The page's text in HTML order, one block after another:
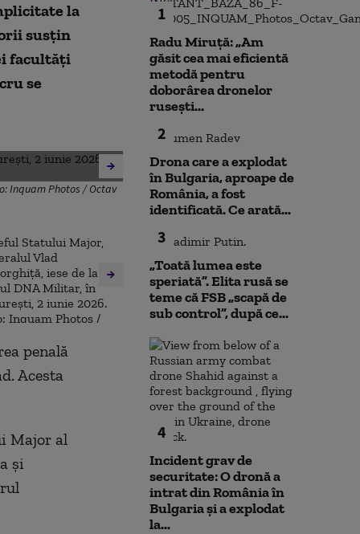
la
susțin
facultăți
se
Inquam Photos / Octav
penală
Acesta
Major al
și
1
Radu Miruță: „Am
găsit cea mai eficientă
metodă pentru
doborârea dronelor
rusești...
2
Drona care a explodat
în Bulgaria, aproape de
România, a fost
identificată. Ce arată...
3
„Toată lumea este
speriată”. Elita rusă se
teme că FSB „scapă de
sub control”, după ce...
4
Incident grav de
securitate: O dronă a
intrat din România în
Bulgaria şi a explodat
la...